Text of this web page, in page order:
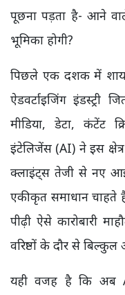
पूछना पड़ता है- आने
भूमिका होगी?
पिछले एक दशक में शायद
ऐडवर्टाइजिंग इंडस्ट्री
मीडिया, डेटा, कंटेंट
इंटेलिजेंस (AI) ने इस
क्लाइंट्स तेजी से नए
एकीकृत समाधान
पीढ़ी ऐसे कारोबारी
वरिष्ठों के दौर से
यही वजह है कि अब